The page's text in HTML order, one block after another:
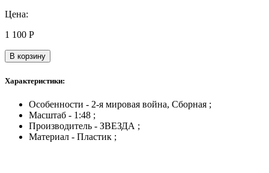
Цена:
1 100 Р
В корзину
Характеристики:
Особенности - 2-я мировая война, Сборная ;
Масштаб - 1:48 ;
Производитель - ЗВЕЗДА ;
Материал - Пластик ;